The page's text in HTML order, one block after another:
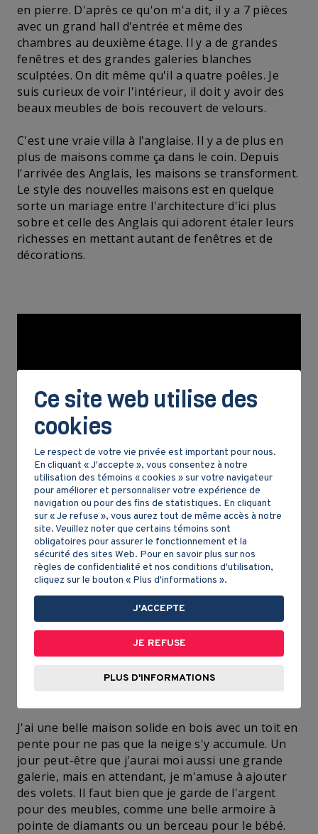
en pierre. D'après ce qu'on m'a dit, il y a 7 pièces
avec un grand hall d'entrée et même des
chambres au deuxième étage. Il y a de grandes
fenêtres et des grandes galeries blanches
sculptées. On dit même qu'il a quatre poêles. Je
suis curieux de voir l'intérieur, il doit y avoir des
beaux meubles de bois recouvert de velours.
C'est une vraie villa à l'anglaise. Il y a de plus en
plus de maisons comme ça dans le coin. Depuis
l'arrivée des Anglais, les maisons se transforment.
Le style des nouvelles maisons est en quelque
sorte un mariage entre l'architecture d'ici plus
sobre et celle des Anglais qui adorent étaler leurs
richesses en mettant autant de fenêtres et de
décorations.
Avant on n'aurait pas osé mettre autant de
fenêtres, il fait si froid. C'est possible maintenant,
car il y a des vitres aux fenêtres et les nouveaux
poêles chauffent beaucoup mieux.
Moi, quand j'ai construit ma maison, j'ai mis une
cave, c'est très pratique pour entreposer les
légumes, comme les pommes de terre. J'ai aussi un
une pièce fermée pour ma femme et moi. J'ai
J'ai une belle maison solide en bois avec un toit en
pente pour ne pas que la neige s'y accumule. Un
jour peut-être que j'aurai moi aussi une grande
galerie, mais en attendant, je m'amuse à ajouter
des volets. Il faut bien que je garde de l'argent
pour des meubles, comme une belle armoire à
pointe de diamants ou un berceau pour le bébé.
Ce site web utilise des
cookies
Le respect de votre vie privée est important pour nous.
En cliquant « J'accepte », vous consentez à notre
utilisation des témoins « cookies » sur votre navigateur
pour améliorer et personnaliser votre expérience de
navigation ou pour des fins de statistiques. En cliquant
sur « Je refuse », vous aurez tout de même accès à notre
site. Veuillez noter que certains témoins sont
obligatoires pour assurer le fonctionnement et la
sécurité des sites Web. Pour en savoir plus sur nos
règles de confidentialité et nos conditions d'utilisation,
cliquez sur le bouton « Plus d'informations ».
J'ACCEPTE
JE REFUSE
PLUS D'INFORMATIONS